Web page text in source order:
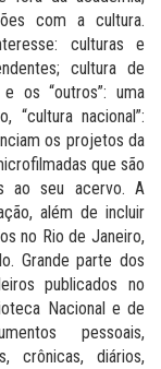
com a cultura.
culturas e
cultura de
os “outros”: uma
“cultura nacional”:
os projetos da
que são
ao seu acervo. A
além de incluir
no Rio de Janeiro,
Grande parte dos
publicados no
Nacional e de
pessoais,
crônicas, diários,